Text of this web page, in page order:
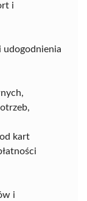
i
udogodnienia
kart
i